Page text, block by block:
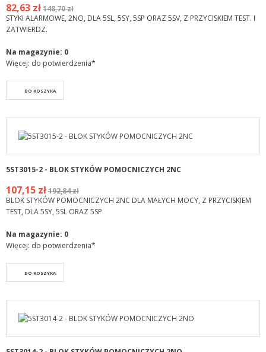
82,63 zł148,70 zł
STYKI ALARMOWE, 2NO, DLA 5SL, 5SY, 5SP ORAZ 5SV, Z PRZYCISKIEM TEST. I
ZATWIERDZ.
Na magazynie: 0
Więcej: do potwierdzenia*
DO KOSZYKA
5ST3015-2 - BLOK STYKÓW POMOCNICZYCH 2NC
107,15 zł192,84 zł
BLOK STYKÓW POMOCNICZYCH 2NC DLA MAŁYCH MOCY, Z PRZYCISKIEM
TEST, DLA 5SY, 5SL ORAZ 5SP
Na magazynie: 0
Więcej: do potwierdzenia*
DO KOSZYKA